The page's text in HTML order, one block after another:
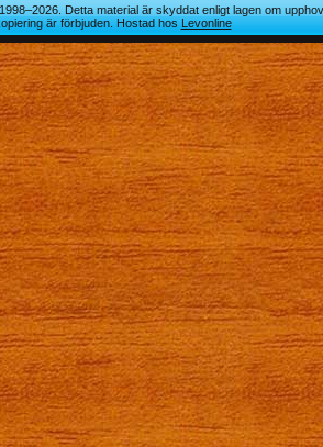
Detta material är skyddat enligt lagen om
är förbjuden. Hostad hos
Levonline